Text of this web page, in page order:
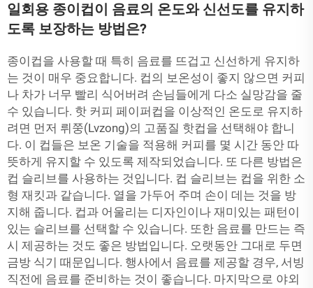
일회용 종이컵이 음료의 온도와 신선도를 유지하
도록 보장하는 방법은?
종이컵을 사용할 때 특히 음료를 뜨겁고 신선하게 유지하
는 것이 매우 중요합니다. 컵의 보온성이 좋지 않으면 커피
나 차가 너무 빨리 식어버려 손님들에게 다소 실망감을 줄
수 있습니다. 핫 커피 페이퍼컵을 이상적인 온도로 유지하
려면 먼저 뤼쭝(Lvzong)의 고품질 핫컵을 선택해야 합니
다. 이 컵들은 보온 기술을 적용해 커피를 몇 시간 동안 따
뜻하게 유지할 수 있도록 제작되었습니다. 또 다른 방법은
컵 슬리브를 사용하는 것입니다. 컵 슬리브는 컵을 위한 소
형 재킷과 같습니다. 열을 가두어 주며 손이 데는 것을 방
지해 줍니다. 컵과 어울리는 디자인이나 재미있는 패턴이
있는 슬리브를 선택할 수 있습니다. 또한 음료를 만드는 즉
시 제공하는 것도 좋은 방법입니다. 오랫동안 그대로 두면
금방 식기 때문입니다. 행사에서 음료를 제공할 경우, 서빙
직전에 음료를 준비하는 것이 좋습니다. 마지막으로 야외